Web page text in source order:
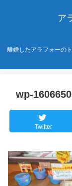
ア
離婚したアラフォーの
wp-
Twitter